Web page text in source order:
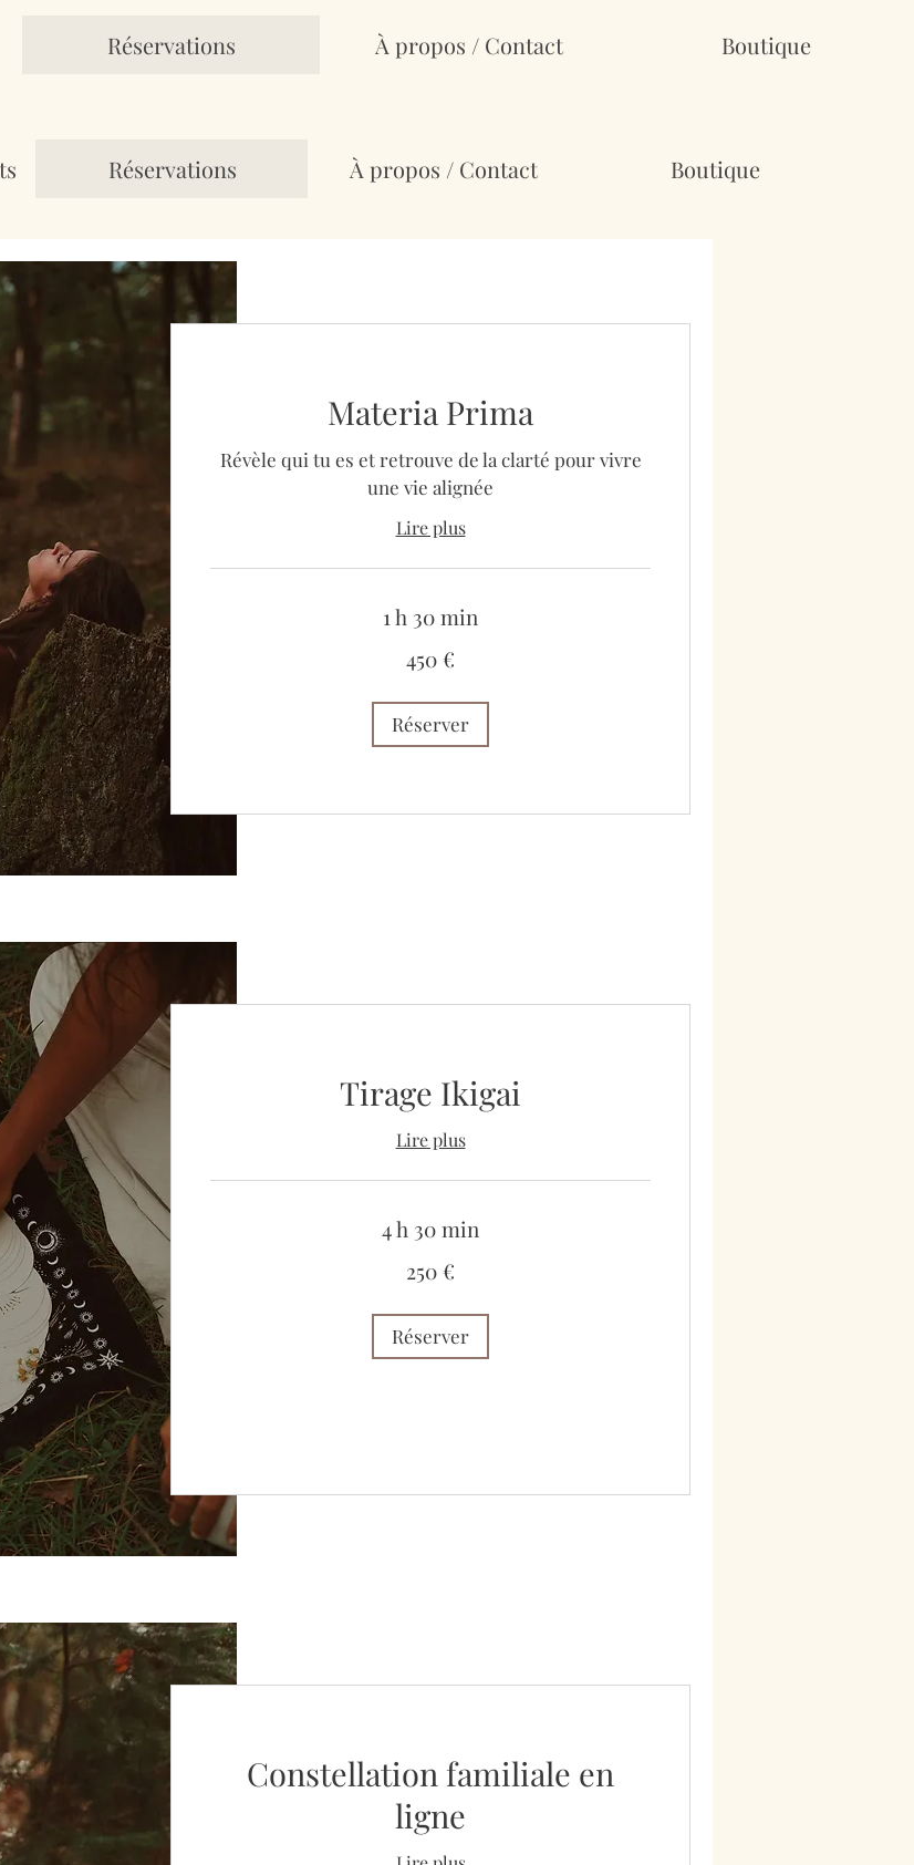
Réservations À propos / Contact Boutique
Réservations À propos / Contact Boutique
Materia Prima
Révèle qui tu es et retrouve de la clarté pour vivre
une vie alignée
Lire plus
1 h 30 min
450 €
Réserver
Tirage Ikigai
Lire plus
4 h 30 min
250 €
Réserver
Constellation familiale en
ligne